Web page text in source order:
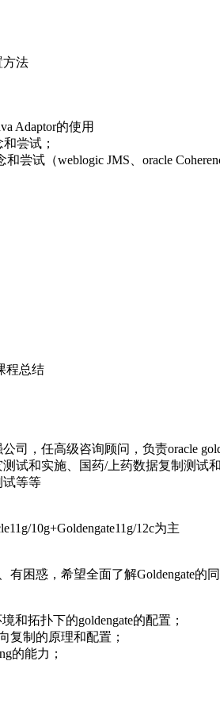
总结
试和实施、国药/上药数据复制测试
等等
10g+Goldengate11g/12c为主
和拓扑下的goldengate的配置；
复制的原理和配置；